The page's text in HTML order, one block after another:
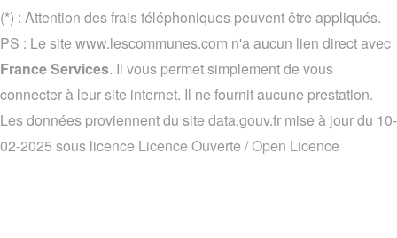
(*) : Attention des frais téléphoniques peuvent être appliqués.
PS : Le site www.lescommunes.com n'a aucun lien direct avec
France Services. Il vous permet simplement de vous
connecter à leur site internet. Il ne fournit aucune prestation.
Les données proviennent du site data.gouv.fr mise à jour du 10-
02-2025 sous licence Licence Ouverte / Open Licence